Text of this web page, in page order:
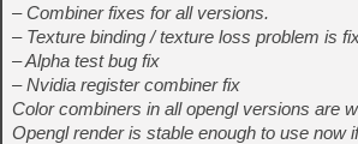
– Combiner fixes for all versions.
– Texture binding / texture loss problem is
– Alpha test bug fix
– Nvidia register combiner fix
Color combiners in all opengl versions are
Opengl render is stable enough to use now